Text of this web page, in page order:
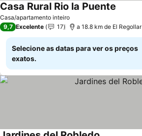
Casa/apartamento inteiro
Casa Rural Rio la Puente
9,7 Excelente 17 a 18.8 km de El Regollar
Selecione as datas para ver os preços
exatos.